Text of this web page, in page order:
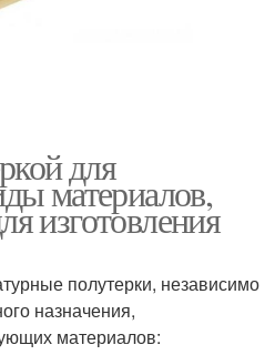
для
материалов,
изготовления
полутерки, независимо
назначения,
материалов: